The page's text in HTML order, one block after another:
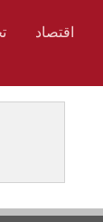
اقتصاد